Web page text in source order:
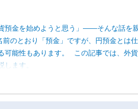
預金を始めようと思う」――そんな話を
のとおり「預金」ですが、円預金とは
可能性もあります。 この記事では、外
します。